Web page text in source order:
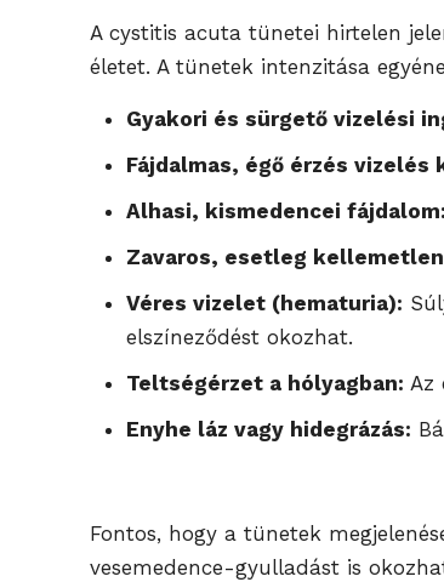
A cystitis acuta tünetei hirtelen
életet. A tünetek intenzitása
Gyakori és sürgető vizelési
Fájdalmas, égő érzés vizelés
Alhasi, kismedencei fájdalom:
Zavaros, esetleg
Véres vizelet (hematuria):
elszíneződést okozhat.
Teltségérzet a hólyagban: Az
Enyhe láz vagy hidegrázás:
Fontos, hogy a tünetek
vesemedence-gyulladást is